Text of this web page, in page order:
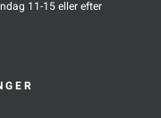
11-15 eller efter